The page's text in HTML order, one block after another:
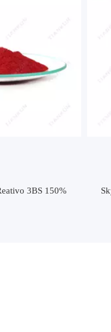
BBLS (B165)